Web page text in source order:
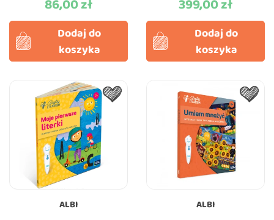
Cena
86,00 zł
Dodaj do
koszyka
Cena
399,00 zł
Dodaj do
koszyka
ALBI ALBI